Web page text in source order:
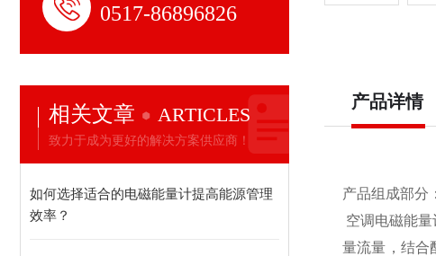
0517-86896826
相关文章 ARTICLES
致力于成为更好的解决方案供应商！
如何选择适合的电磁能量计提高能源管理
效率？
产品详情
产品组成部分
空调电磁能
量流量，结合